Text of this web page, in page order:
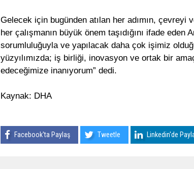
Gelecek için bugünden atılan her adımın, çevreyi
her çalışmanın büyük önem taşıdığını ifade eden
sorumluluğuyla ve yapılacak daha çok işimiz
yüzyılımızda; iş birliği, inovasyon ve ortak bir
edeceğimize inanıyorum” dedi.
Kaynak: DHA
Facebook'ta Paylaş Tweetle Linkedin'de